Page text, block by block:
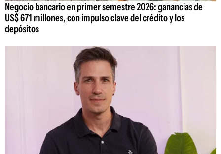
Negocio bancario en primer semestre 2026: ganancias de
US$ 671 millones, con impulso clave del crédito y los
depósitos